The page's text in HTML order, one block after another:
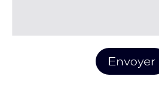
Envoyer